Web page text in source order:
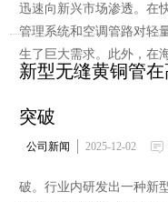
迅速向新兴市场渗透。在
管理系统和空调管路对轻
生了巨大需求。此外，在
新型无缝黄铜管
突破
公司新闻 2025-12-02
破。行业内研发出一种新